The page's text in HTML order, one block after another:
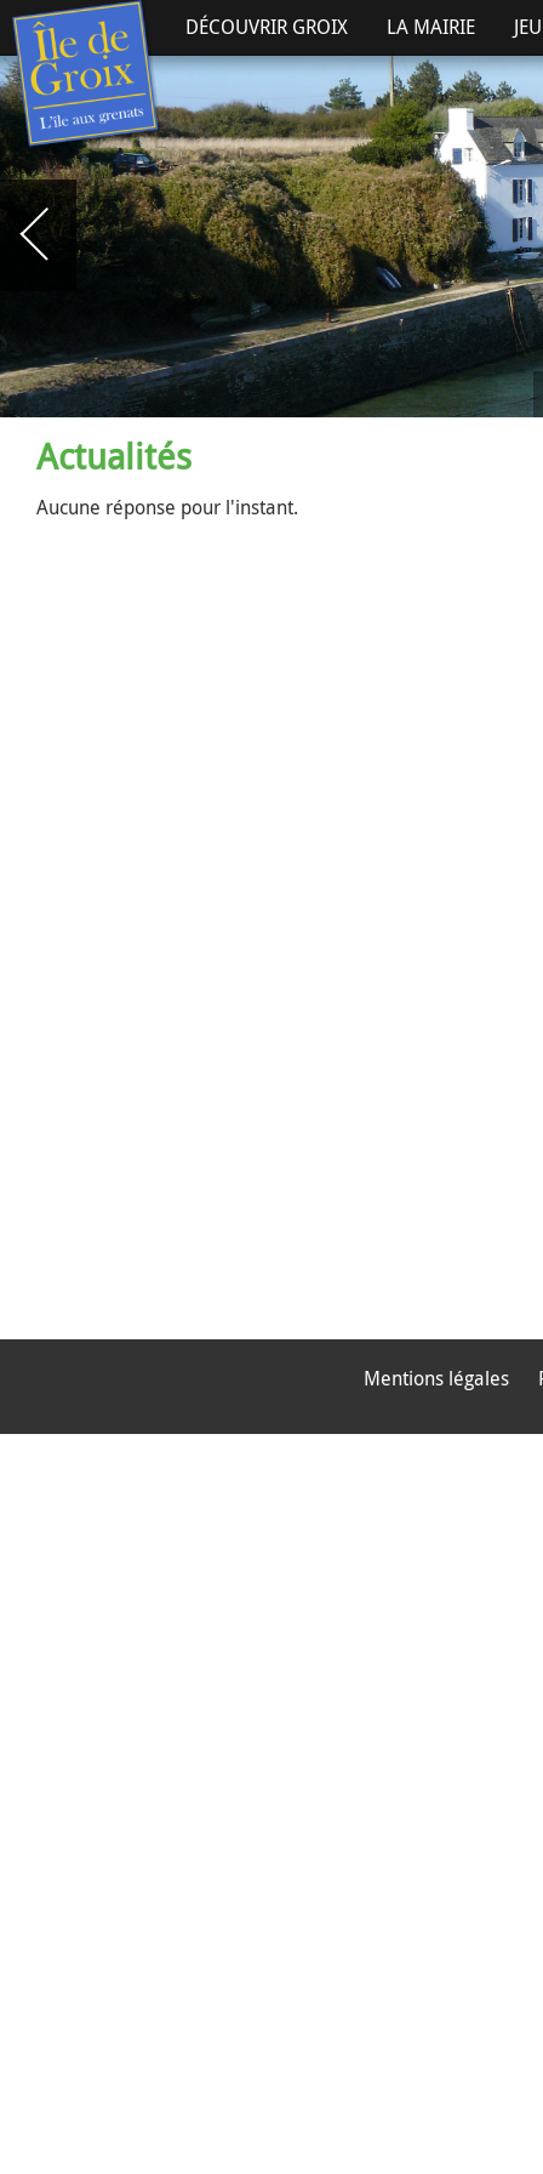
DÉCOUVRIR GROIX LA MAIRIE
Actualités
Aucune réponse pour l'instant.
Mentions légales